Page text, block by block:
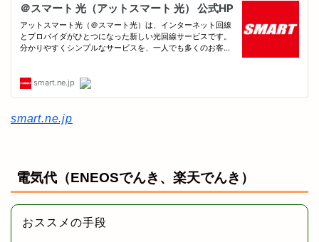
smart.ne.jp
電気代（ENEOSでんき、楽天でんき）
おススメの手段